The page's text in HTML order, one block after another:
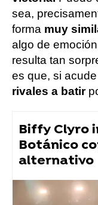
sea,
forma muy
algo de
resulta tan
es que, si
rivales a batir
Biffy Clyro
Botánico
alternativo
Flooxer Now » Música